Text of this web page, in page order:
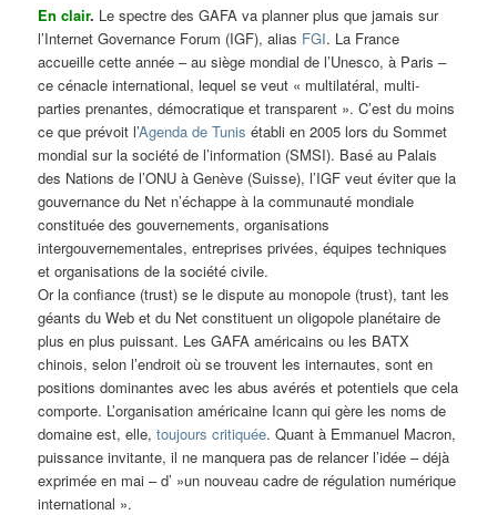
En clair. Le spectre des GAFA va planner plus que jamais sur
l’Internet Governance Forum (IGF), alias FGI. La France
accueille cette année – au siège mondial de l’Unesco, à Paris –
ce cénacle international, lequel se veut « multilatéral, multi-
parties prenantes, démocratique et transparent ». C’est du moins
ce que prévoit l’Agenda de Tunis établi en 2005 lors du Sommet
mondial sur la société de l’information (SMSI). Basé au Palais
des Nations de l’ONU à Genève (Suisse), l’IGF veut éviter que la
gouvernance du Net n’échappe à la communauté mondiale
constituée des gouvernements, organisations
intergouvernementales, entreprises privées, équipes techniques
et organisations de la société civile.
Or la confiance (trust) se le dispute au monopole (trust), tant les
géants du Web et du Net constituent un oligopole planétaire de
plus en plus puissant. Les GAFA américains ou les BATX
chinois, selon l’endroit où se trouvent les internautes, sont en
positions dominantes avec les abus avérés et potentiels que cela
comporte. L’organisation américaine Icann qui gère les noms de
domaine est, elle,toujours critiquée. Quant à Emmanuel Macron,
puissance invitante, il ne manquera pas de relancer l’idée – déjà
exprimée en mai – d’ »un nouveau cadre de régulation numérique
international ».